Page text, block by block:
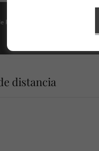
Privacy Policy
distancia